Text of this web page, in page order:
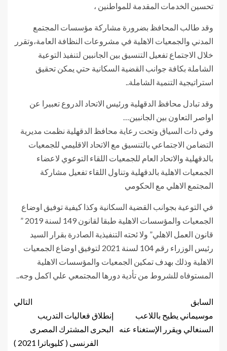
تحسين الخدمات المقدمة للمواطنين ،
وقد طالب المحافظ بضرورة مشاركة مؤسسات المجتمع
المدني والجمعيات الاهلية في مشروعات النظافة العامة،وتقرر
خلال الاجتماع تفعيل التنسيق بين الجانبين لتنفيذ التوعية
الشاملة بكافة جوانب القضية السكانية حتي يمكن تحقيق
استراتيجية التنمية الشاملة..
وقد تبادل محافظ الدقهلية ورئيس الاتحاد الدروع تعبيرا عن
اواصر التعاون بين الجانبين…
وفي ذات السياق وتحت رعاية محافظ الدقهلية نظمت مديرية
التضامن الاجتماعي بالتنسيق مع الاتحاد الاقليمي للجمعيات
بالدقهلية والاتحاد العام للجمعيات اللقاء التوعوي لاعضاء
الجمعيات الاهلية بالدقهلية وتناول اللقاء تفعيل مشاركة
المجتمع الاهلي مع الحكومي
في التوعية بجوانب القضية السكانية وكذا كيفية توفيق اوضاع
الجمعيات والمؤسسات الاهلية طبقا لقانون 149 لسنة 2019 ”
قانون العمل الاهلي” ولا ئحته التنفيذية الصادرة بقرار السيد
رئيس الوزراء رقم 104 لسنة 2021 لتوفيق اوضاع الجمعيات
الاهلية وذلك بهدف تمكين الجمعيات والمؤسسات الاهلية
المستوفاه للشروط من تأدية دورها المجتمعي علي اكمل وجه..
السابق
موسيماني يطيح باللاعب
السنغالي ويقرر الإستغناء عنه
التالي
إنطلاق فعاليات التدريب
البحرى المشترك المصرى
الفرنسى ( كليوباترا 2021 )